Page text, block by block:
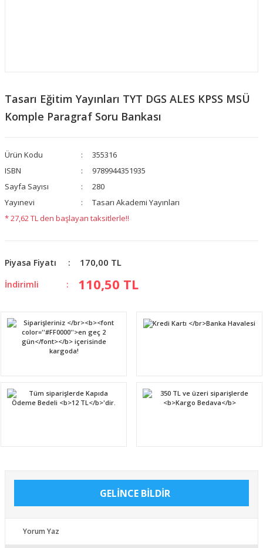
Tasarı Eğitim Yayınları TYT DGS ALES KPSS MSÜ
Komple Paragraf Soru Bankası
Ürün Kodu
355316
ISBN
9789944351935
Sayfa Sayısı
280
Yayınevi
Tasarı Akademi Yayınları
* 27,62 TL den başlayan taksitlerle!!
Piyasa Fiyatı 170,00 TL
İndirimli 110,50 TL
GELİNCE BİLDİR
Yorum Yaz